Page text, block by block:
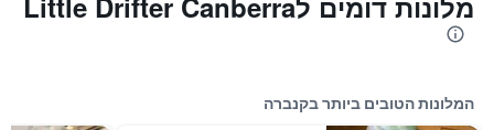
המלונות הטובים ביותר בקנברה